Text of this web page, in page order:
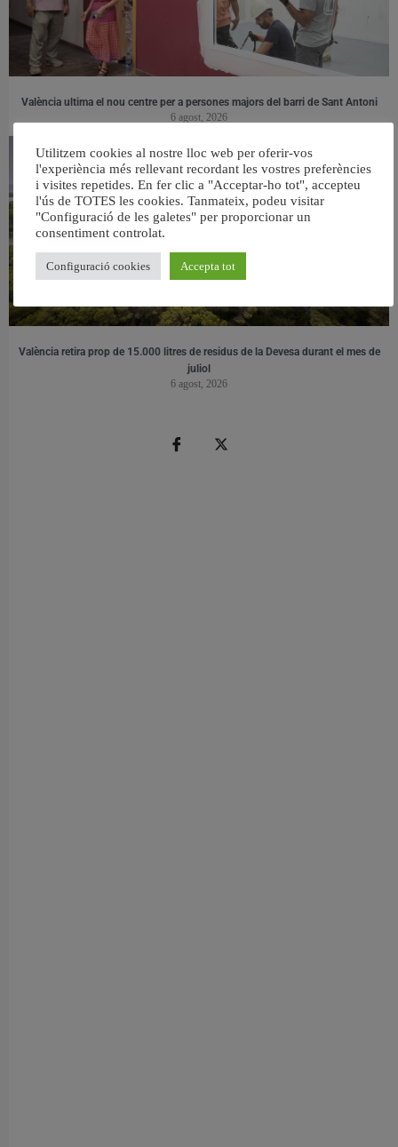
València ultima el nou centre per a persones majors del barri de Sant Antoni
6 agost, 2026
València retira prop de 15.000 litres de residus de la Devesa durant el mes de
juliol
6 agost, 2026
Utilitzem cookies al nostre lloc web per oferir-vos
l'experiència més rellevant recordant les vostres preferències
i visites repetides. En fer clic a "Acceptar-ho tot", accepteu
l'ús de TOTES les cookies. Tanmateix, podeu visitar
"Configuració de les galetes" per proporcionar un
consentiment controlat.
Configuració cookies Accepta tot